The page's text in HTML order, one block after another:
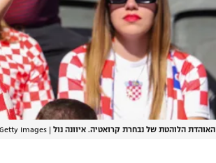
האוהדת הלוהטת של נבחרת קרואטיה. איוונה נול |
Images